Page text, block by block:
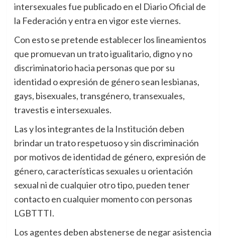
intersexuales fue publicado en el Diario Oficial de
la Federación y entra en vigor este viernes.
Con esto se pretende establecer los lineamientos
que promuevan un trato igualitario, digno y no
discriminatorio hacia personas que por su
identidad o expresión de género sean lesbianas,
gays, bisexuales, transgénero, transexuales,
travestis e intersexuales.
Las y los integrantes de la Institución deben
brindar un trato respetuoso y sin discriminación
por motivos de identidad de género, expresión de
género, características sexuales u orientación
sexual ni de cualquier otro tipo, pueden tener
contacto en cualquier momento con personas
LGBTTTI.
Los agentes deben abstenerse de negar asistencia